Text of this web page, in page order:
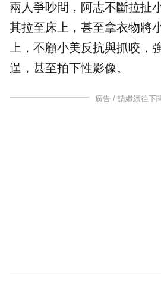
兩人爭吵間，阿志不斷拉扯
其拉至床上，甚至拿衣物將
上，不顧小美反抗與抓咬，
逞，甚至拍下性影像。
廣告 / 請繼續往下